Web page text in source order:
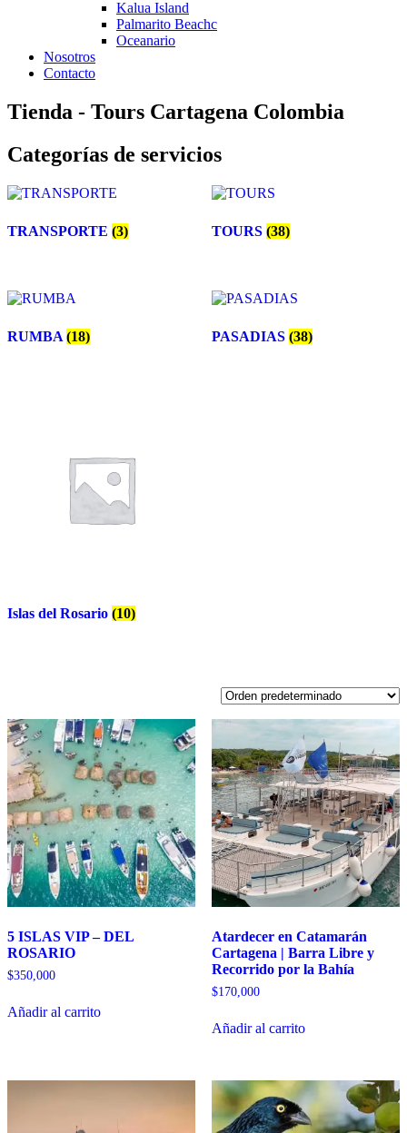
Kalua Island
Palmarito Beachc
Oceanario
Nosotros
Contacto
Tienda - Tours Cartagena Colombia
Categorías de servicios
TRANSPORTE (3) TOURS (38)
RUMBA (18) PASADIAS (38)
Islas del Rosario (10)
5 ISLAS VIP – DEL
ROSARIO
$350,000
Añadir al carrito
Atardecer en Catamarán
Cartagena | Barra Libre y
Recorrido por la Bahía
$170,000
Añadir al carrito